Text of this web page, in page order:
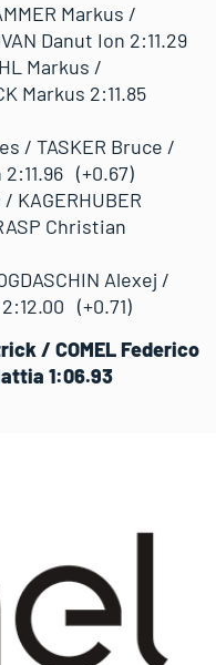
Markus /
Danut Ion 2:11.29
Markus /
Markus 2:11.85
/ TASKER Bruce /
2:11.96 (+0.67)
Christian
Alexej /
(+0.71)
/ COMEL Federico
1:06.93